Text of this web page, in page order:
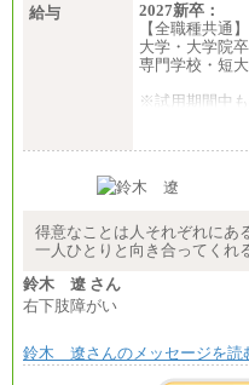
給与
2027新卒：
【全職種共通】
大学・大学
専門学校・短
※試用期間中も
大学・大学
最終学歴に応
して算定した
※試用期間中
得意なことは人それぞれにあ
一人ひとりと向き合ってくれ
鈴木 遼 さん
右下肢障がい
鈴木 遼さんのメッセージを読